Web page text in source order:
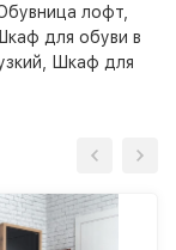
лофт
для обуви в
Шкаф для